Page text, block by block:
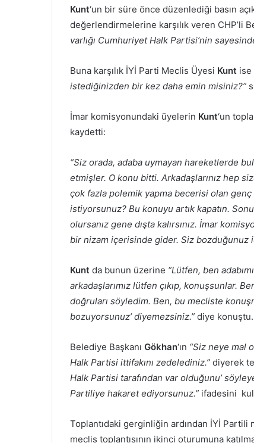
Kunt‘un bir süre önce düzenlediği basın
değerlendirmelerine karşılık veren CHP’li
varlığı Cumhuriyet Halk Partisi’nin
Buna karşılık İYİ Parti Meclis Üyesi Kunt ise
istediğinizden bir kez daha emin misiniz?”
İmar komisyonundaki üyelerin Kunt‘un
kaydetti:
“Siz orada, adaba uymayan hareketlerde
etmişler. O konu bitti. Arkadaşlarınız hep
çok fazla polemik yapma becerisi olan
istiyorsunuz? Bu konuyu artık kapatın.
olursanız gene dışta kalırsınız. İmar
bir nizam içerisinde gider. Siz bozduğunuz
Kunt da bunun üzerine “Lütfen, ben
arkadaşlarımız lütfen çıkıp, konuşsunlar.
doğruları söyledim. Ben, bu mecliste
bozuyorsunuz’ diyemezsiniz.” diye konuştu.
Belediye Başkanı Gökhan‘ın “Siz neye mal
Halk Partisi ittifakını zedelediniz.” diyerek
Halk Partisi tarafından var olduğunu’
Partiliye hakaret ediyorsunuz.” ifadesini
Toplantıdaki gerginliğin ardından İYİ Partili
meclis toplantısının ikinci oturumuna